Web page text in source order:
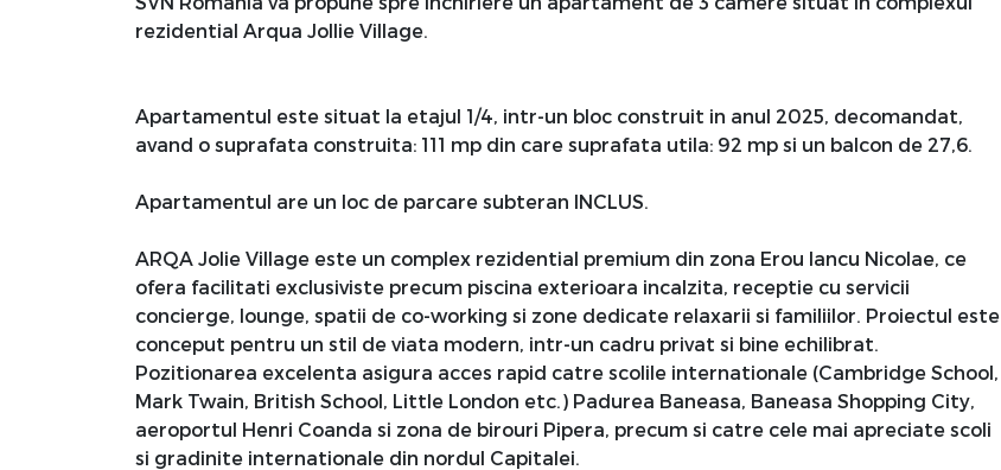
rezidential Arqua Jollie Village.
Apartamentul este situat la etajul 1/4, intr-un bloc construit in anul 2025, decomandat,
avand o suprafata construita: 111 mp din care suprafata utila: 92 mp si un balcon de 27,6.
Apartamentul are un loc de parcare subteran INCLUS.
ARQA Jolie Village este un complex rezidential premium din zona Erou Iancu Nicolae, ce
ofera facilitati exclusiviste precum piscina exterioara incalzita, receptie cu servicii
concierge, lounge, spatii de co-working si zone dedicate relaxarii si familiilor. Proiectul este
conceput pentru un stil de viata modern, intr-un cadru privat si bine echilibrat.
Pozitionarea excelenta asigura acces rapid catre scolile internationale (Cambridge School,
Mark Twain, British School, Little London etc.) Padurea Baneasa, Baneasa Shopping City,
aeroportul Henri Coanda si zona de birouri Pipera, precum si catre cele mai apreciate scoli
si gradinite internationale din nordul Capitalei.